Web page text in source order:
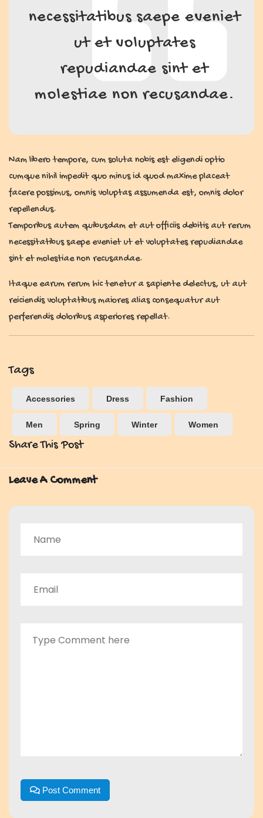
necessitatibus saepe eveniet
ut et voluptates
repudiandae sint et
molestiae non recusandae.
Nam libero tempore, cum soluta nobis est eligendi optio
cumque nihil impedit quo minus id quod maxime placeat
facere possimus, omnis voluptas assumenda est, omnis dolor
repellendus.
Temporibus autem quibusdam et aut officiis debitis aut rerum
necessitatibus saepe eveniet ut et voluptates repudiandae
sint et molestiae non recusandae.
Itaque earum rerum hic tenetur a sapiente delectus, ut aut
reiciendis voluptatibus maiores alias consequatur aut
perferendis doloribus asperiores repellat.
Tags
Accessories Dress Fashion
Men Spring Winter Women
Share This Post
Leave A Comment
Post Comment